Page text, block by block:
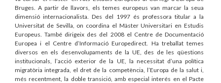
Bruges. A partir de llavors, els temes europeus van marcar la seua
dimensió internacionalista. Des del 1997 és professora titular a la
Universitat de Sevilla, on coordina el Màster Universitari en Estudis
Europeus. També dirigeix des del 2008 el Centre de Documentació
Europea i el Centre d’Informació Europedirect. Ha treballat temes
diversos en els desenvolupaments de la UE, des de les qüestions
institucionals, l’acció exterior de la UE, la necessitat d’una política
migratòria integrada, el dret de la competència, l’Europa de la salut i,
més recentment, la doble transició, amb especial interés en el Pacte